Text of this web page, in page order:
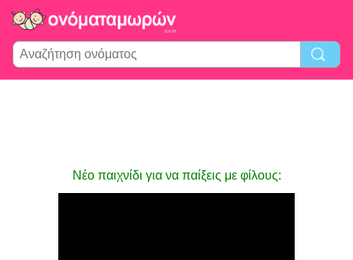
Νέο παιχνίδι για να παίξεις με φίλους: